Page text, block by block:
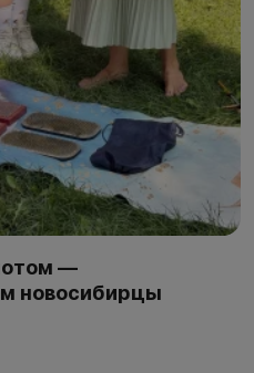
—
новосибирцы